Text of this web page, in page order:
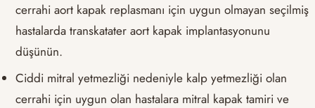
cerrahi aort kapak replasmanı için uygun olmayan seçilmiş
hastalarda transkatater aort kapak implantasyonunu
düşünün.
Ciddi mitral yetmezliği nedeniyle kalp yetmezliği olan
cerrahi için uygun olan hastalara mitral kapak tamiri ve